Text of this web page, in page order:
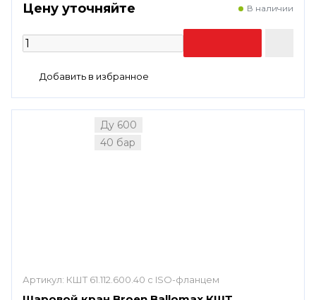
Цену уточняйте В наличии
Ду 600
40 бар
Артикул: КШТ 61.112.600.40 с ISO-фланцем